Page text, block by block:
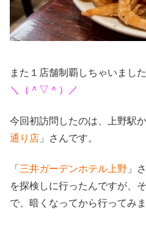
また１店舗制覇しちゃいました
＼（＾▽＾）／
今回初訪問したのは、上野駅
通り店 」さんです。
「 三井ガーデンホテル上野 」
を探検しに行ったんですが、
で、暗くなってから行ってみま